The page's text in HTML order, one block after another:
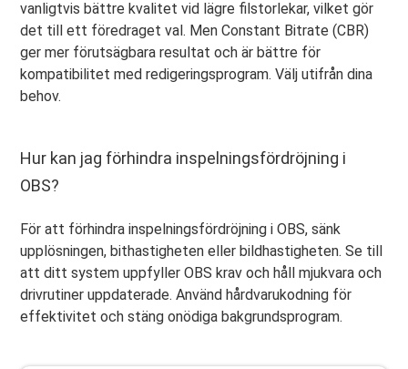
vanligtvis bättre kvalitet vid lägre filstorlekar, vilket gör
det till ett föredraget val. Men Constant Bitrate (CBR)
ger mer förutsägbara resultat och är bättre för
kompatibilitet med redigeringsprogram. Välj utifrån dina
behov.
Hur kan jag förhindra inspelningsfördröjning i
OBS?
För att förhindra inspelningsfördröjning i OBS, sänk
upplösningen, bithastigheten eller bildhastigheten. Se till
att ditt system uppfyller OBS krav och håll mjukvara och
drivrutiner uppdaterade. Använd hårdvarukodning för
effektivitet och stäng onödiga bakgrundsprogram.